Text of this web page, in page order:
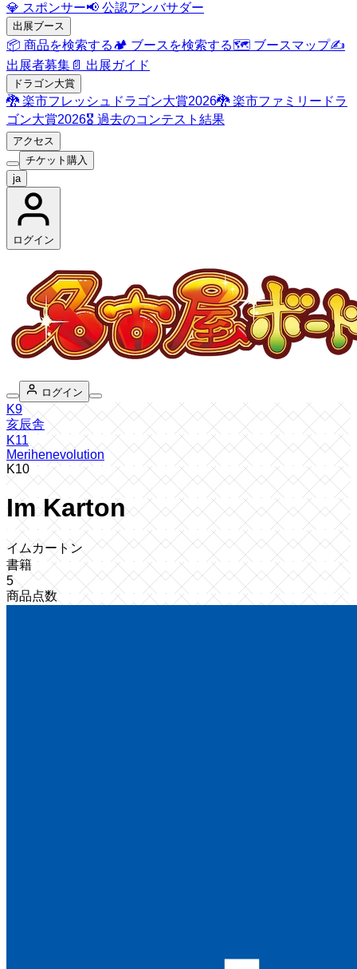
💎 スポンサー📢 公認アンバサダー
出展ブース
📦 商品を検索する🏕️ ブースを検索する🗺️ ブースマップ✍️
出展者募集 📄 出展ガイド
ドラゴン大賞
🐉 楽市フレッシュドラゴン大賞2026🐉 楽市ファミリードラ
ゴン大賞2026🎖️ 過去のコンテスト結果
アクセス
チケット購入
ja
ログイン
ログイン
K9
亥辰舎
K11
Merihenevolution
K10
Im Karton
イムカートン
書籍
5
商品点数